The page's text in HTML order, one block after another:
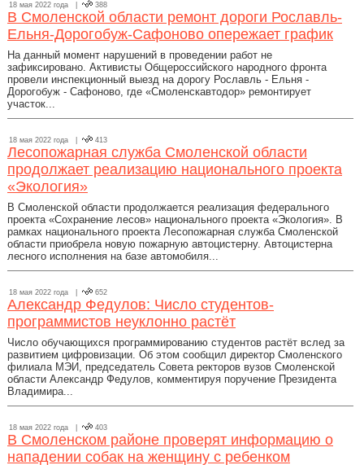
18 мая 2022 года | 388
В Смоленской области ремонт дороги Рославль-
Ельня-Дорогобуж-Сафоново опережает график
На данный момент нарушений в проведении работ не
зафиксировано. Активисты Общероссийского народного фронта
провели инспекционный выезд на дорогу Рославль - Ельня -
Дорогобуж - Сафоново, где «Смоленскавтодор» ремонтирует
участок...
18 мая 2022 года | 413
Лесопожарная служба Смоленской области
продолжает реализацию национального проекта
«Экология»
В Смоленской области продолжается реализация федерального
проекта «Сохранение лесов» национального проекта «Экология». В
рамках национального проекта Лесопожарная служба Смоленской
области приобрела новую пожарную автоцистерну. Автоцистерна
лесного исполнения на базе автомобиля...
18 мая 2022 года | 652
Александр Федулов: Число студентов-
программистов неуклонно растёт
Число обучающихся программированию студентов растёт вслед за
развитием цифровизации. Об этом сообщил директор Смоленского
филиала МЭИ, председатель Совета ректоров вузов Смоленской
области Александр Федулов, комментируя поручение Президента
Владимира...
18 мая 2022 года | 403
В Смоленском районе проверят информацию о
нападении собак на женщину с ребенком